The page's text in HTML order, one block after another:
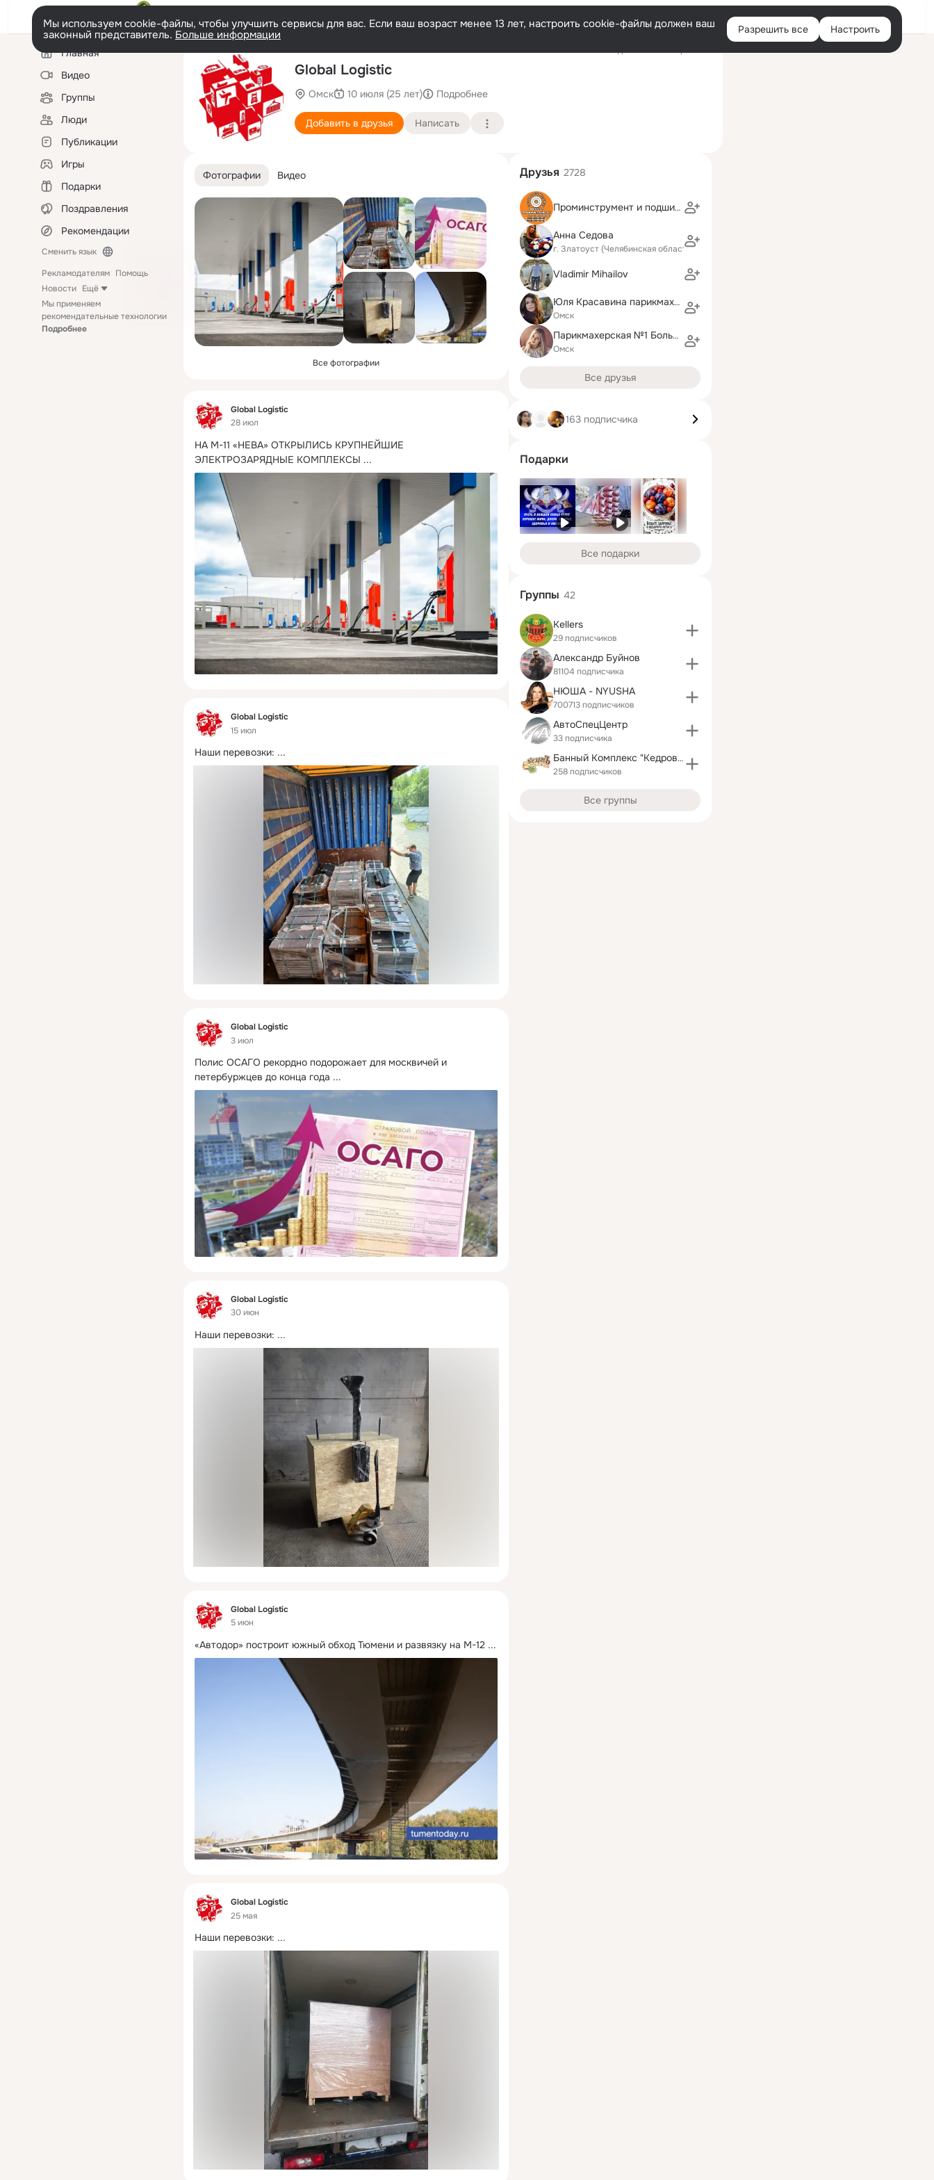
Войти
Мы используем cookie-файлы, чтобы улучшить сервисы для вас. Если ваш возраст менее 13 лет, настроить cookie-файлы должен ваш
законный представитель. Больше информации Разрешить все Настроить
Левая
колонкаГлавная
Видео
Группы
Люди
Публикации
Игры
Подарки
Поздравления
Рекомендации
Сменить язык
Рекламодателям Помощь
Новости Ещё
Мы применяем
рекомендательные технологии
Подробнее
Global Logistic
Омск 10 июля (25 лет) Подробнее
Добавить в друзья Написать
Фотографии Видео
Все фотографии
Фид
Global Logistic
28 июл
НА М-11 «НЕВА» ОТКРЫЛИСЬ КРУПНЕЙШИЕ
ЭЛЕКТРОЗАРЯДНЫЕ КОМПЛЕКСЫ ...
Фид
Global Logistic
15 июл
Наши перевозки: ...
Фид
Global Logistic
3 июл
Полис ОСАГО рекордно подорожает для москвичей и
петербуржцев до конца года ...
Фид
Global Logistic
30 июн
Наши перевозки: ...
Фид
Global Logistic
5 июн
«Автодор» построит южный обход Тюмени и развязку на М-12 ...
Фид
Global Logistic
25 мая
Наши перевозки: ...
Друзья 2728
Проминструмент и подшипники
Анна Седова
г. Златоуст (Челябинская область)
Vladimir Mihailov
Юля Красавина парикмахерская
Омск
Парикмахерская №1 Большая Стрижка
Омск
Все друзья
163 подписчика
Подарки
Все подарки
Группы 42
Kellers
29 подписчиков
Александр Буйнов
81104 подписчика
НЮША - NYUSHA
700713 подписчиков
АвтоСпецЦентр
33 подписчика
Банный Комплекс "Кедровъ"
258 подписчиков
Все группы